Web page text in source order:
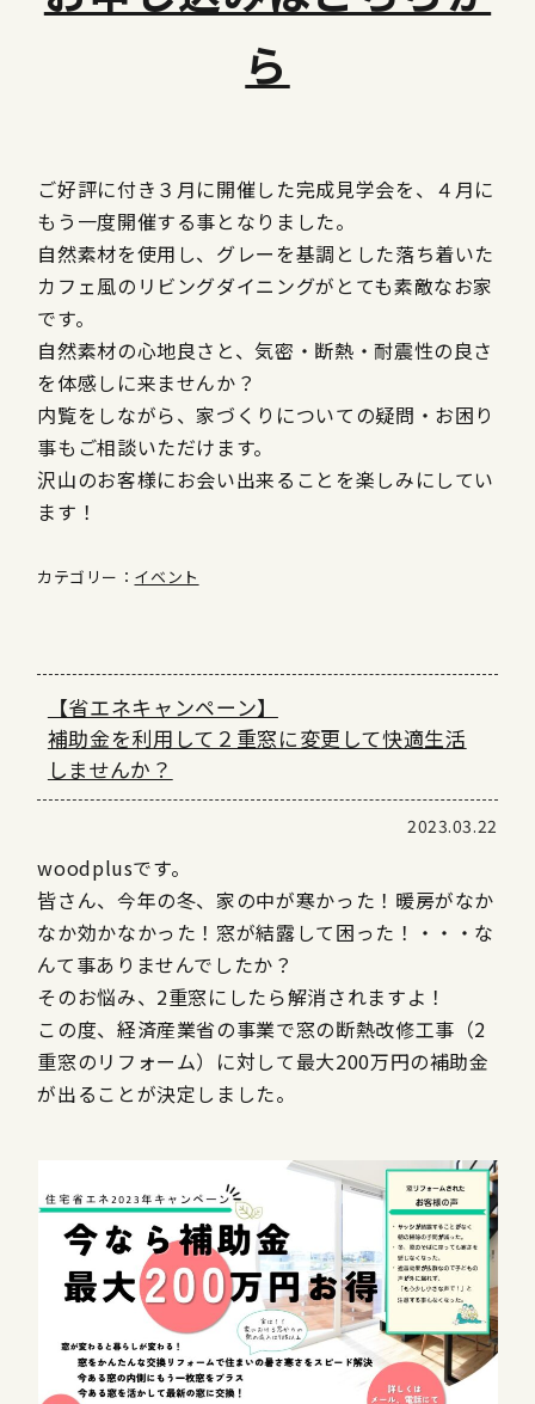
ら
ご好評に付き３月に開催した完成見学会を、４月に
もう一度開催する事となりました。
自然素材を使用し、グレーを基調とした落ち着いた
カフェ風のリビングダイニングがとても素敵なお家
です。
自然素材の心地良さと、気密・断熱・耐震性の良さ
を体感しに来ませんか？
内覧をしながら、家づくりについての疑問・お困り
事もご相談いただけます。
沢山のお客様にお会い出来ることを楽しみにしてい
ます！
カテゴリー： イベント
【省エネキャンペーン】
補助金を利用して２重窓に変更して快適生活
しませんか？
2023.03.22
woodplusです。
皆さん、今年の冬、家の中が寒かった！暖房がなか
なか効かなかった！窓が結露して困った！・・・な
んて事ありませんでしたか？
そのお悩み、2重窓にしたら解消されますよ！
この度、経済産業省の事業で窓の断熱改修工事（2
重窓のリフォーム）に対して最大200万円の補助金
が出ることが決定しました。